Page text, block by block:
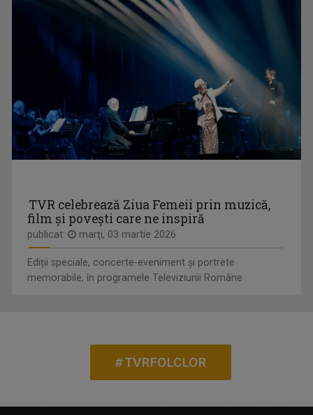
TVR celebrează Ziua Femeii prin muzică,
film și povești care ne inspiră
publicat: marţi, 03 martie 2026
Ediții speciale, concerte-eveniment și portrete
memorabile, în programele Televiziunii Române
#TVRFOLCLOR